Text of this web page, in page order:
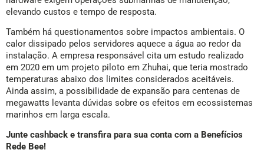
elevando custos e tempo de resposta.
Também há questionamentos sobre impactos ambientais. O
calor dissipado pelos servidores aquece a água ao redor da
instalação. A empresa responsável cita um estudo realizado
em 2020 em um projeto piloto em Zhuhai, que teria mostrado
temperaturas abaixo dos limites considerados aceitáveis.
Ainda assim, a possibilidade de expansão para centenas de
megawatts levanta dúvidas sobre os efeitos em ecossistemas
marinhos em larga escala.
Junte cashback e transfira para sua conta com a Benefícios
Rede Bee!